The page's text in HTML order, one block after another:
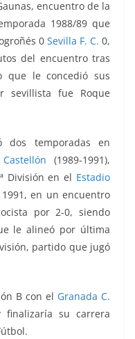
encuentro de la
1988/89 que
0 Sevilla F. C. 0,
del encuentro tras
que le concedió sus
sevillista fue Roque
dos temporadas en
(1989-1991),
División en el Estadio
en un encuentro
por 2-0, siendo
le alineó por última
partido que jugó
B con el Granada C.
finalizaría su carrera